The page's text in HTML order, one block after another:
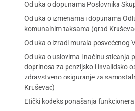
Odluka o dopunama Poslovnika
Odluka o izmenama i dopunama
komunalnim taksama (grad
Odluka o izradi murala posvećenog
Odluka o uslovima i načinu sticanja
doprinosa za penzijsko i invalidsko
zdravstveno osiguranje za
Kruševac)
Etički kodeks ponašanja